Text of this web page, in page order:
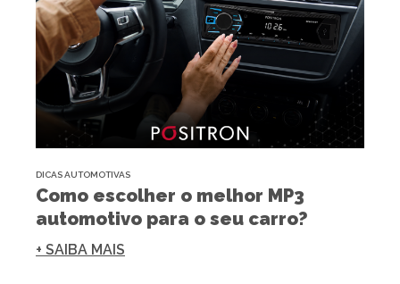
DICAS AUTOMOTIVAS
Como escolher o melhor MP3
automotivo para o seu carro?
+ SAIBA MAIS